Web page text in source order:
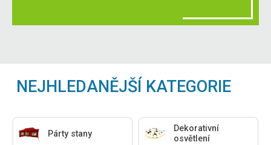
NEJHLEDANĚJŠÍ KATEGORIE
Párty stany
Dekorativní
osvětlení